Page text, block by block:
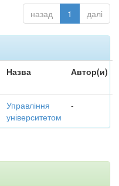
назад 1 далі
Назва Автор(и)
Управління
університетом
-